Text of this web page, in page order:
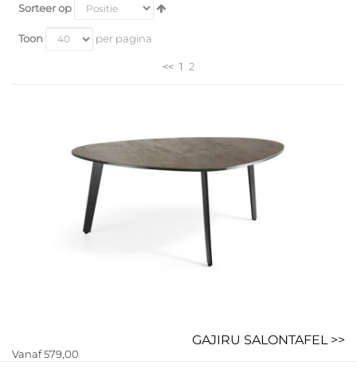
Toon per pagina
<< 1 2
Sorteer op
GAJIRU SALONTAFEL >>
Vanaf 579,00